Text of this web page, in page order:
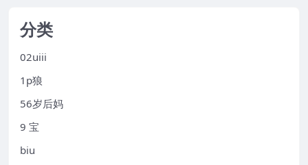
分类
02uiii
1p狼
56岁后妈
9 宝
biu